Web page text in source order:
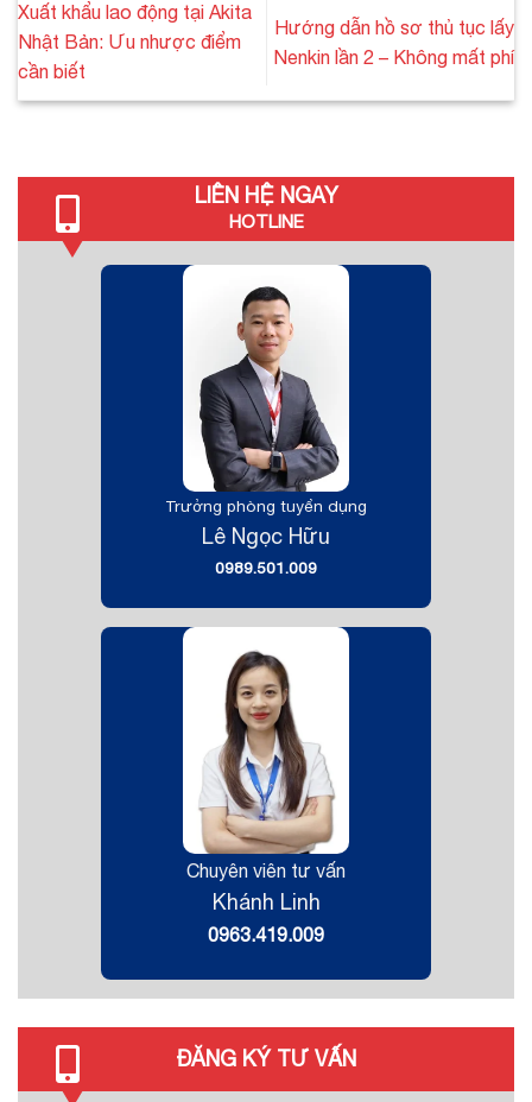
Xuất khẩu lao động tại Akita
Nhật Bản: Ưu nhược điểm
cần biết
Hướng dẫn hồ sơ thủ tục lấy
Nenkin lần 2 – Không mất phí
LIÊN HỆ NGAY
HOTLINE
Trưởng phòng tuyển dụng
Lê Ngọc Hữu
0989.501.009
Chuyên viên tư vấn
Khánh Linh
0963.419.009
ĐĂNG KÝ TƯ VẤN